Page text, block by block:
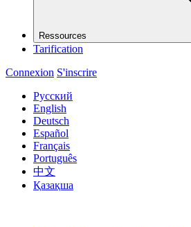
Ressources
Tarification
Connexion S'inscrire
Русский
English
Deutsch
Español
Français
Português
中文
Қазақша